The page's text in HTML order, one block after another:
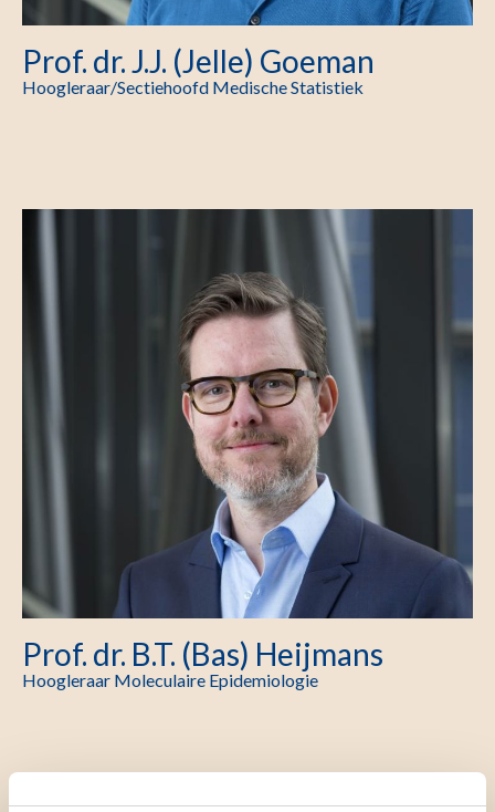
Prof. dr. J.J. (Jelle) Goeman
Hoogleraar/Sectiehoofd Medische Statistiek
Prof. dr. B.T. (Bas) Heijmans
Hoogleraar Moleculaire Epidemiologie